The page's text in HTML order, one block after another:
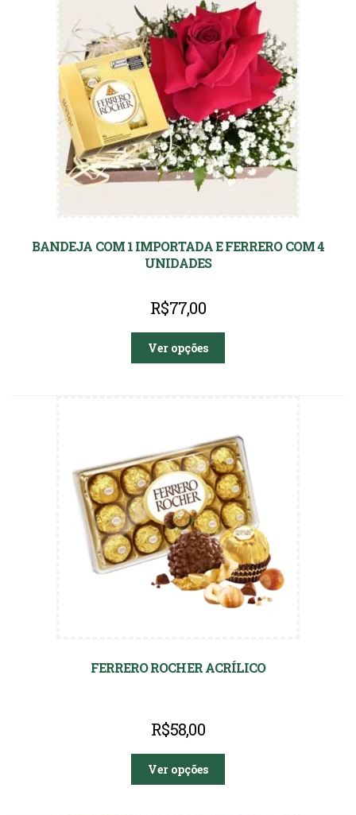
BANDEJA COM 1 IMPORTADA E FERRERO COM 4
UNIDADES
R$77,00
Ver opções
FERRERO ROCHER ACRÍLICO
R$58,00
Ver opções